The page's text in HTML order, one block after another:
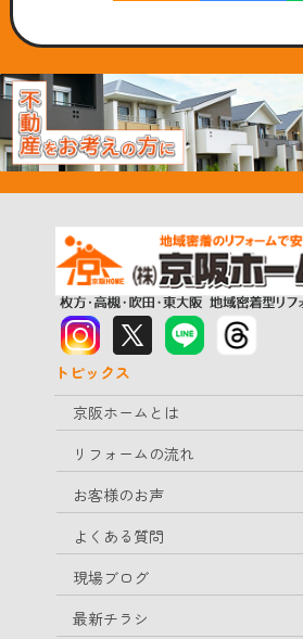
トピックス
京阪ホームとは
リフォームの流れ
お客様のお声
よくある質問
現場ブログ
最新チラシ